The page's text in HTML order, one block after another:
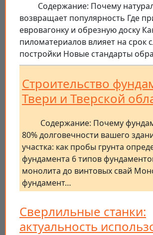
Содержание: Почему
возвращает популярность Где
евровагонку и обрезную доску
пиломатериалов влияет на срок
постройки Новые стандарты
Строительство
Твери и Тверской
Содержание: Почему
80% долговечности вашего
участка: как пробы грунта
фундамента 6 типов
монолита до винтовых свай
фундамент…
Сверлильные станки:
актуальность